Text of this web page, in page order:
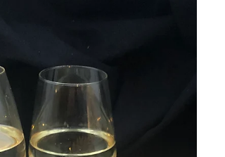
plaisir à en manger. Et je la fais toujours
300, comme ça m’est arrivé l’année